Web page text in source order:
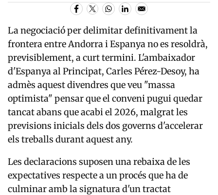
La negociació per delimitar definitivament la
frontera entre Andorra i Espanya no es resoldrà,
previsiblement, a curt termini. L'ambaixador
d'Espanya al Principat, Carles Pérez-Desoy, ha
admès aquest divendres que veu "massa
optimista" pensar que el conveni pugui quedar
tancat abans que acabi el 2026, malgrat les
previsions inicials dels dos governs d'accelerar
els treballs durant aquest any.
Les declaracions suposen una rebaixa de les
expectatives respecte a un procés que ha de
culminar amb la signatura d'un tractat